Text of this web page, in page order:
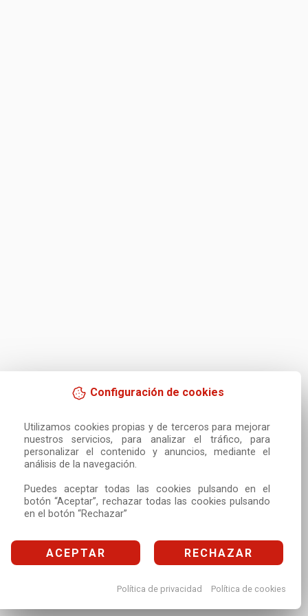
Configuración de cookies
Utilizamos cookies propias y de terceros para mejorar
nuestros servicios, para analizar el tráfico, para
personalizar el contenido y anuncios, mediante el
análisis de la navegación.
Puedes aceptar todas las cookies pulsando en el
botón “Aceptar”, rechazar todas las cookies pulsando
en el botón “Rechazar”
ACEPTAR RECHAZAR
Política de privacidad Política de cookies